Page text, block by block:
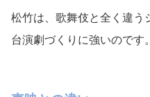
松竹は、歌舞伎と全く違う
台演劇づくりに強いのです。